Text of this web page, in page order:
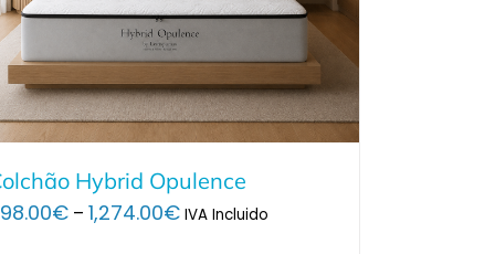
Hybrid Opulence
€ – 1,274.00€Price
IVA Incluido